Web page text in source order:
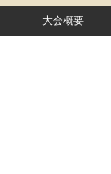
大会概要